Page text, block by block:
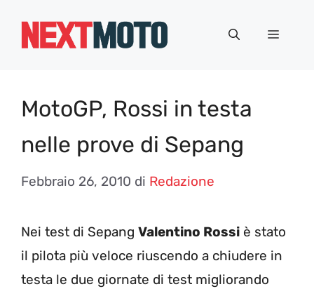
Menu
MotoGP, Rossi in testa
nelle prove di Sepang
Febbraio 26, 2010 di Redazione
Nei test di Sepang Valentino Rossi è stato
il pilota più veloce riuscendo a chiudere in
testa le due giornate di test migliorando